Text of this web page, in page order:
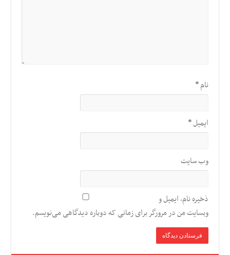
نام*
ایمیل*
وب‌ سایت
ذخیره نام، ایمیل و
وبسایت من در مرورگر برای زمانی که دوباره دیدگاهی می‌نویسم.